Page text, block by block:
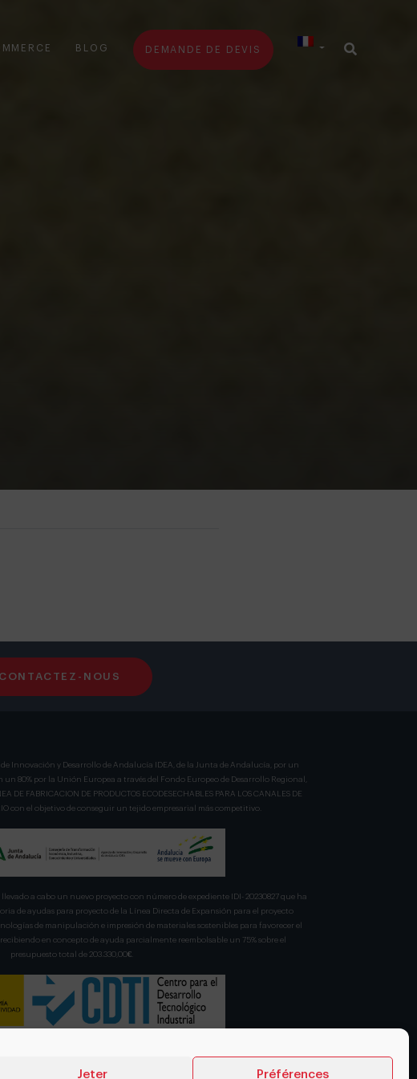
Jeter Préférences
BLOG DEMANDE DE DEVIS
CONTACTEZ-NOUS
Innovación y Desarrollo de Andalucía IDEA, de la Junta de Andalucía, por un
un 80% por la Unión Europea a través del Fondo Europeo de Desarrollo Regional,
FABRICACION DE PRODUCTOS ECODESECHABLES PARA LOS CANALES DE
con el objetivo de conseguir un tejido empresarial más competitivo.
llevado a cabo un nuevo proyecto con número de expediente IDI- 20230827 que ha
de ayudas para proyecto de la Línea Directa de Expansión para el proyecto
de manipulación e impresión de materiales sostenibles para favorecer el
en concepto de ayuda parcialmente reembolsable un 75% sobre el
presupuesto total de 203.330,00€.